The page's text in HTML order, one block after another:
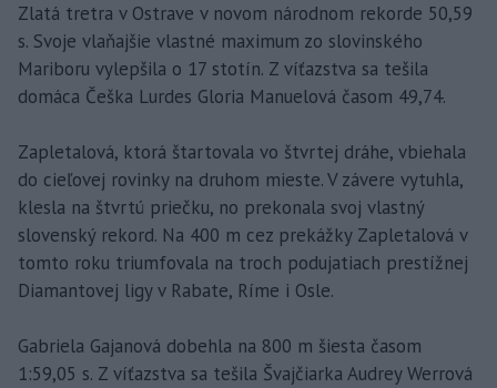
Zlatá tretra v Ostrave v novom národnom rekorde 50,59
s. Svoje vlaňajšie vlastné maximum zo slovinského
Mariboru vylepšila o 17 stotín. Z víťazstva sa tešila
domáca Češka Lurdes Gloria Manuelová časom 49,74.
Zapletalová, ktorá štartovala vo štvrtej dráhe, vbiehala
do cieľovej rovinky na druhom mieste. V závere vytuhla,
klesla na štvrtú priečku, no prekonala svoj vlastný
slovenský rekord. Na 400 m cez prekážky Zapletalová v
tomto roku triumfovala na troch podujatiach prestížnej
Diamantovej ligy v Rabate, Ríme i Osle.
Gabriela Gajanová dobehla na 800 m šiesta časom
1:59,05 s. Z víťazstva sa tešila Švajčiarka Audrey Werrová